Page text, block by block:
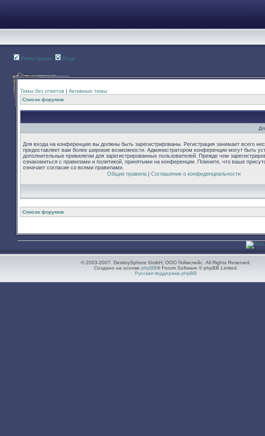
Регистрация Вход
Темы без ответов | Активные темы
Список форумов
Для входа на конференцию вы должны быть зарегистрированы. Регистрация занимает всего
предоставляет вам более широкие возможности. Администратором конференции могут быть
дополнительные привилегии для зарегистрированных пользователей. Прежде чем
ознакомиться с правилами и политикой, принятыми на конференции. Помните, что ваше
означает согласие со всеми правилами.
Общие правила| Соглашение о конфиденциальности
Список форумов
© 2003-2007. DestinySphere GmbH, ООО Геймспейс. All Rights Reserved.
Создано на основе phpBB® Forum Software © phpBB Limited.
Русская поддержка phpBB